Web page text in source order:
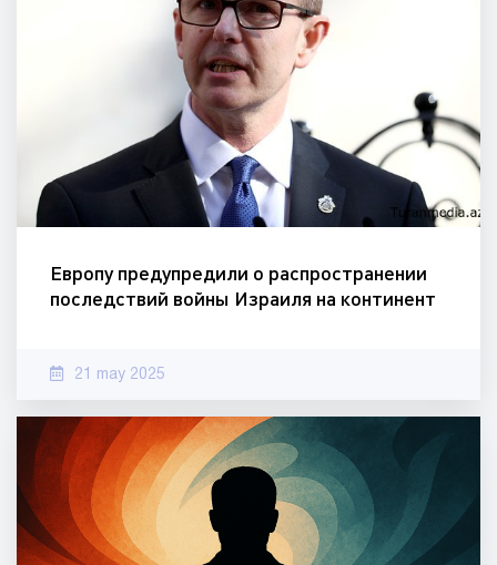
Европу предупредили о распространении
последствий войны Израиля на континент
21 may 2025